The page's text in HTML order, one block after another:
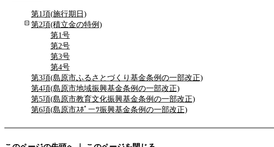
第1項(施行期日)
第2項(積立金の特例)
第1号
第2号
第3号
第4号
第3項(島原市ふるさとづくり基金条例の一部改正)
第4項(島原市地域振興基金条例の一部改正)
第5項(島原市教育文化振興基金条例の一部改正)
第6項(島原市ｽﾎﾟーﾂ振興基金条例の一部改正)